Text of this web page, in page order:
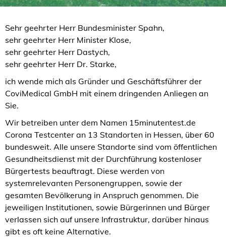
Sehr geehrter Herr Bundesminister Spahn,
sehr geehrter Herr Minister Klose,
sehr geehrter Herr Dastych,
sehr geehrter Herr Dr. Starke,
ich wende mich als Gründer und Geschäftsführer der
CoviMedical GmbH mit einem dringenden Anliegen an
Sie.
Wir betreiben unter dem Namen 15minutentest.de
Corona Testcenter an 13 Standorten in Hessen, über 60
bundesweit. Alle unsere Standorte sind vom öffentlichen
Gesundheitsdienst mit der Durchführung kostenloser
Bürgertests beauftragt. Diese werden von
systemrelevanten Personengruppen, sowie der
gesamten Bevölkerung in Anspruch genommen. Die
jeweiligen Institutionen, sowie Bürgerinnen und Bürger
verlassen sich auf unsere Infrastruktur, darüber hinaus
gibt es oft keine Alternative.